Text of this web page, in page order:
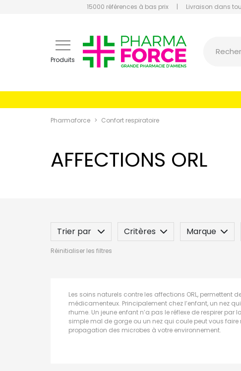
15000 références à bas prix | Livraison dans
Produits
Pharmaforce Confort respiratoire
AFFECTIONS ORL
Trier par Critères Marque
Label
Indication / Contre-indication
Réinitialiser les filtres
Les soins naturels contre les affections ORL, permettent
médicamenteux. Principalement chez l’enfant, un nez
rhume. Un jeune enfant n’a pas le réflexe de respirer
simple mal de gorge ou un nez qui coule peut vous
propagation des microbes à votre environnement.